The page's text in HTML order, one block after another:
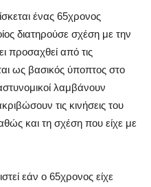
ένας 65χρονος
διατηρούσε σχέση με την
προσαχθεί από τις
ως βασικός ύποπτος στο
λαμβάνουν
τις κινήσεις του
και τη σχέση που είχε με
εάν ο 65χρονος είχε